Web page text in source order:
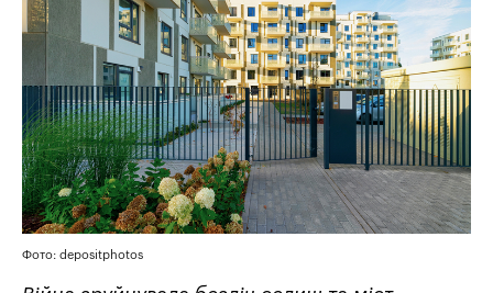
Фото: depositphotos